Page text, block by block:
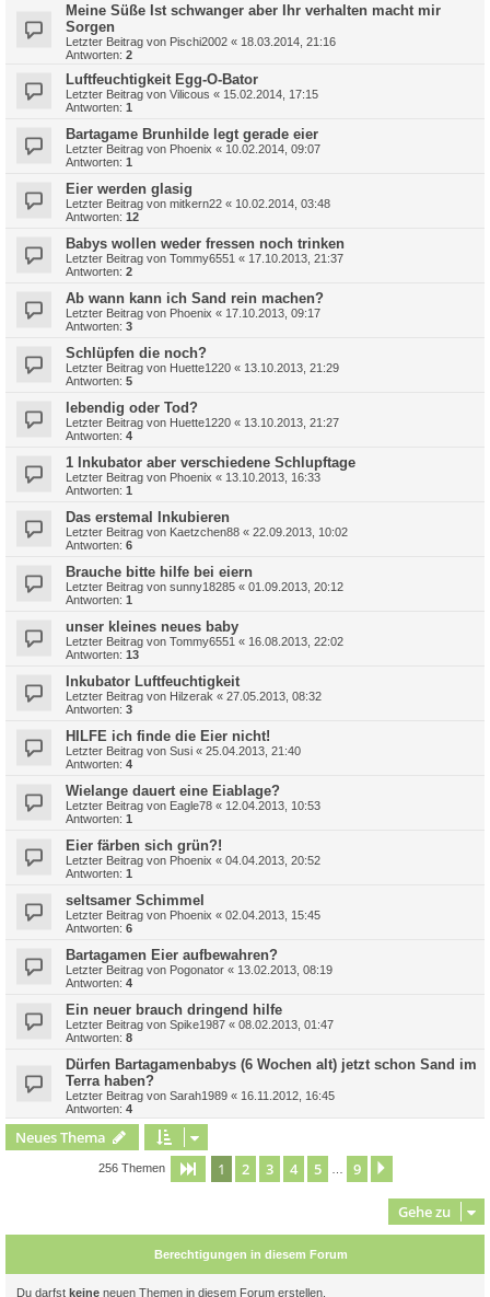
Meine Süße Ist schwanger aber Ihr verhalten macht mir
Sorgen
Letzter Beitrag von Pischi2002 « 18.03.2014, 21:16
Antworten: 2
Luftfeuchtigkeit Egg-O-Bator
Letzter Beitrag von Vilicous « 15.02.2014, 17:15
Antworten: 1
Bartagame Brunhilde legt gerade eier
Letzter Beitrag von Phoenix « 10.02.2014, 09:07
Antworten: 1
Eier werden glasig
Letzter Beitrag von mitkern22 « 10.02.2014, 03:48
Antworten: 12
Babys wollen weder fressen noch trinken
Letzter Beitrag von Tommy6551 « 17.10.2013, 21:37
Antworten: 2
Ab wann kann ich Sand rein machen?
Letzter Beitrag von Phoenix « 17.10.2013, 09:17
Antworten: 3
Schlüpfen die noch?
Letzter Beitrag von Huette1220 « 13.10.2013, 21:29
Antworten: 5
lebendig oder Tod?
Letzter Beitrag von Huette1220 « 13.10.2013, 21:27
Antworten: 4
1 Inkubator aber verschiedene Schlupftage
Letzter Beitrag von Phoenix « 13.10.2013, 16:33
Antworten: 1
Das erstemal Inkubieren
Letzter Beitrag von Kaetzchen88 « 22.09.2013, 10:02
Antworten: 6
Brauche bitte hilfe bei eiern
Letzter Beitrag von sunny18285 « 01.09.2013, 20:12
Antworten: 1
unser kleines neues baby
Letzter Beitrag von Tommy6551 « 16.08.2013, 22:02
Antworten: 13
Inkubator Luftfeuchtigkeit
Letzter Beitrag von Hilzerak « 27.05.2013, 08:32
Antworten: 3
HILFE ich finde die Eier nicht!
Letzter Beitrag von Susi « 25.04.2013, 21:40
Antworten: 4
Wielange dauert eine Eiablage?
Letzter Beitrag von Eagle78 « 12.04.2013, 10:53
Antworten: 1
Eier färben sich grün?!
Letzter Beitrag von Phoenix « 04.04.2013, 20:52
Antworten: 1
seltsamer Schimmel
Letzter Beitrag von Phoenix « 02.04.2013, 15:45
Antworten: 6
Bartagamen Eier aufbewahren?
Letzter Beitrag von Pogonator « 13.02.2013, 08:19
Antworten: 4
Ein neuer brauch dringend hilfe
Letzter Beitrag von Spike1987 « 08.02.2013, 01:47
Antworten: 8
Dürfen Bartagamenbabys (6 Wochen alt) jetzt schon Sand im
Terra haben?
Letzter Beitrag von Sarah1989 « 16.11.2012, 16:45
Antworten: 4
Neues Thema
256 Themen Seite 1von
1 2 3 4 5 9
Gehe zu
Berechtigungen in diesem Forum
Du darfst keine neuen Themen in diesem Forum erstellen.